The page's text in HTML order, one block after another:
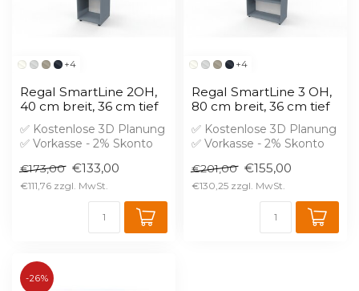
+4
Regal SmartLine 2OH,
40 cm breit, 36 cm tief
✅ Kostenlose 3D Planung
✅ Vorkasse - 2% Skonto
Bre...
€173,00 €133,00
€111,76
+4
Regal SmartLine 3 OH,
80 cm breit, 36 cm tief
✅ Kostenlose 3D Planung
✅ Vorkasse - 2% Skonto
Bre...
€201,00 €155,00
€130,25
-26%